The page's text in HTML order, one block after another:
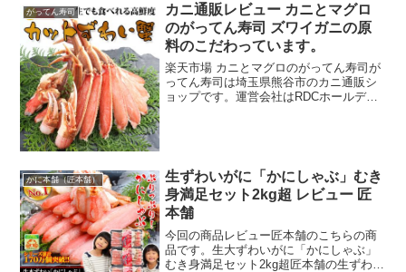
販でカニを販売していま...
がってん寿司
カニ通販レビュー カニとマグロ
のがってん寿司 ズワイガニの原
料のこだわっています。
楽天市場 カニとマグロのがってん寿司が
ってん寿司は埼玉県熊谷市のカニ通販シ
ョップです。運営会社はRDCホールディ
かに本舗（匠本舗）
生ずわいがに「かにしゃぶ」むき
身満足セット2kg超 レビュー 匠
本舗
今回の商品レビュー匠本舗のこちらの商
品です。生大ずわいがに「かにしゃぶ」
むき身満足セット2kg超匠本舗の生ずわい